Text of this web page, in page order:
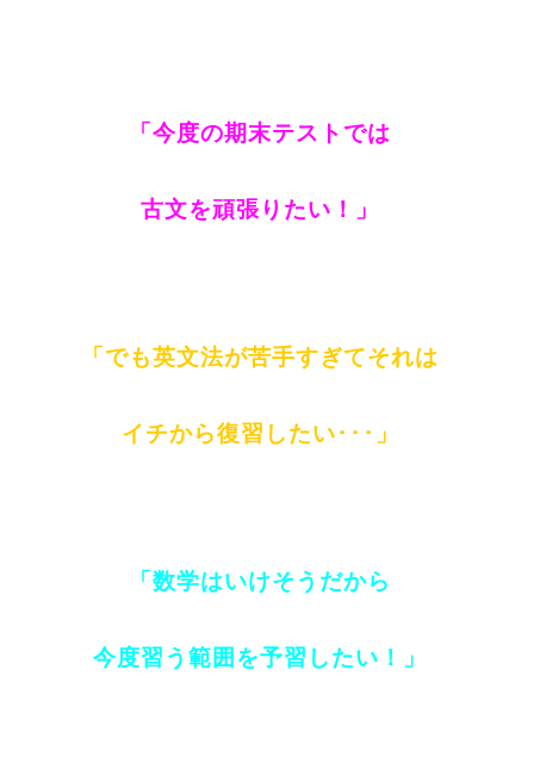
「今度の期末テストでは
古文を頑張りたい！」
「でも英文法が苦手すぎてそれは
イチから復習したい･･･」
「数学はいけそうだから
今度習う範囲を予習したい！」